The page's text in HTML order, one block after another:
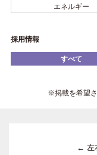
エネルギー
採用情報
すべて
※掲載を希望
← 左